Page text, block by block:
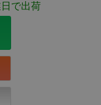
で出荷